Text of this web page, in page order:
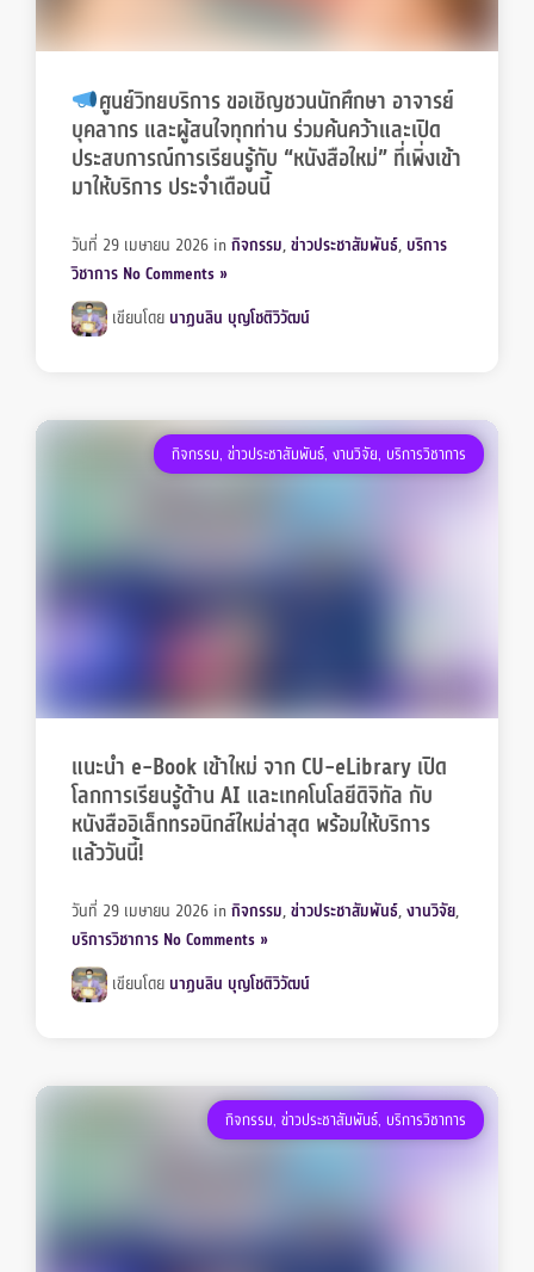
ศูนย์วิทยบริการ ขอเชิญชวนนักศึกษา อาจารย์
บุคลากร และผู้สนใจทุกท่าน ร่วมค้นคว้าและเปิด
ประสบการณ์การเรียนรู้กับ “หนังสือใหม่” ที่เพิ่งเข้า
มาให้บริการ ประจำเดือนนี้
วันที่ 29 เมษายน 2026 inกิจกรรม,ข่าวประชาสัมพันธ์, บริการ
วิชาการ No Comments »
เขียนโดย นาฏนลิน บุญโชติวิวัฒน์
กิจกรรม, ข่าวประชาสัมพันธ์, งานวิจัย, บริการวิชาการ
แนะนำ e-Book เข้าใหม่ จาก CU-eLibrary เปิด
โลกการเรียนรู้ด้าน AI และเทคโนโลยีดิจิทัล กับ
หนังสืออิเล็กทรอนิกส์ใหม่ล่าสุด พร้อมให้บริการ
แล้ววันนี้!
วันที่ 29 เมษายน 2026 inกิจกรรม,ข่าวประชาสัมพันธ์,งานวิจัย,
บริการวิชาการ No Comments »
เขียนโดย นาฏนลิน บุญโชติวิวัฒน์
กิจกรรม, ข่าวประชาสัมพันธ์, บริการวิชาการ